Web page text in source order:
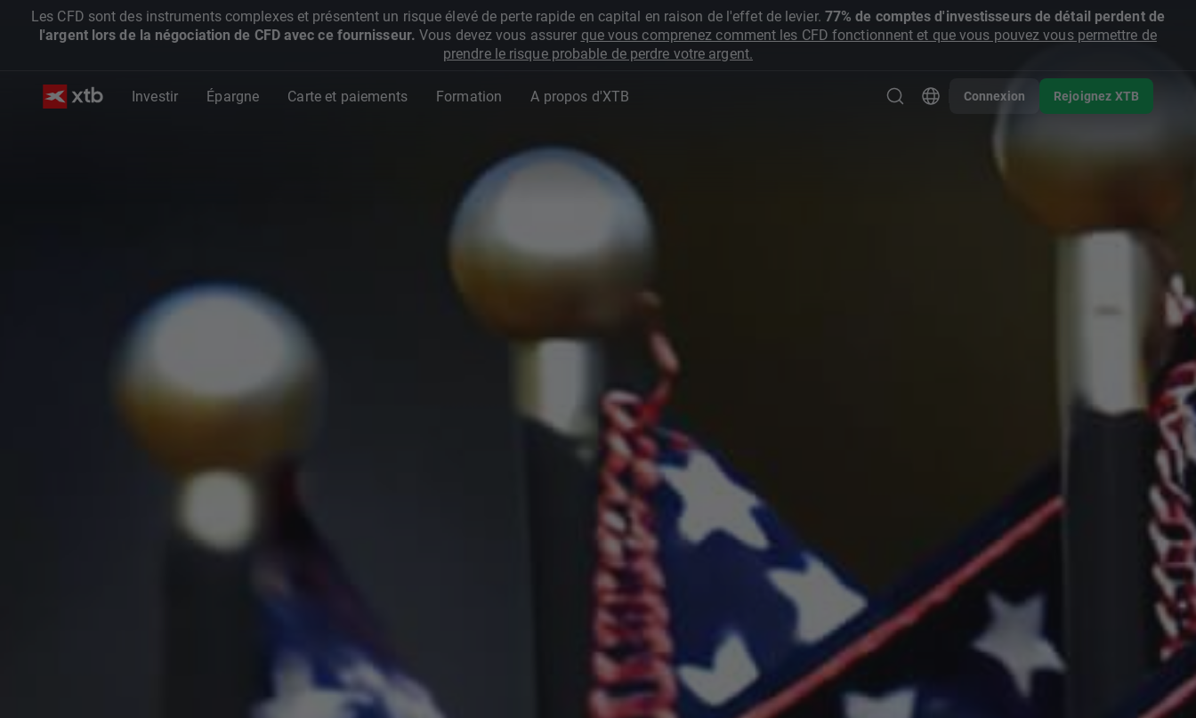
Les CFD sont des instruments complexes et présentent un risque élevé de perte rapide en capital en raison de l'effet de levier. 77% de comptes d'investisseurs de détail perdent de
l'argent lors de la négociation de CFD avec ce fournisseur. Vous devez vous assurer que vous comprenez comment les CFD fonctionnent et que vous pouvez vous permettre de
prendre le risque probable de perdre votre argent.
Investir Épargne Carte et paiements Formation A propos d'XTB Connexion Rejoignez XTB